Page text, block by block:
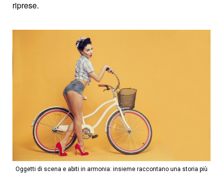
riprese.
Oggetti di scena e abiti in armonia: insieme raccontano una storia più